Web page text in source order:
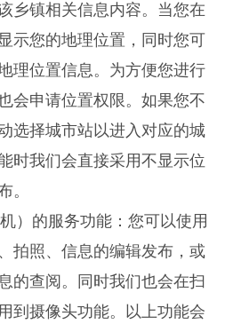
乡镇相关信息内容。当您在
示您的地理位置，同时您可
理位置信息。为方便您进行
会申请位置权限。如果您不
选择城市站以进入对应的城
时我们会直接采用不显示位
。
的服务功能：您可以使用
拍照、信息的编辑发布，或
的查阅。同时我们也会在扫
到摄像头功能。以上功能会